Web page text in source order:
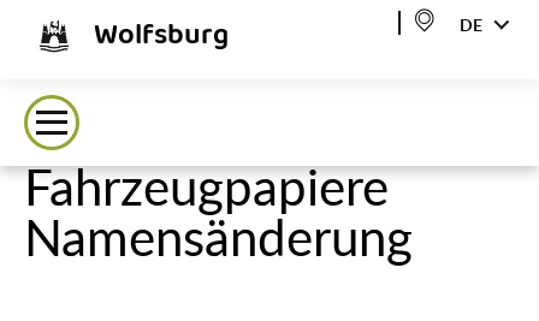
Wolfsburg DE
Fahrzeugpapiere
Namensänderung